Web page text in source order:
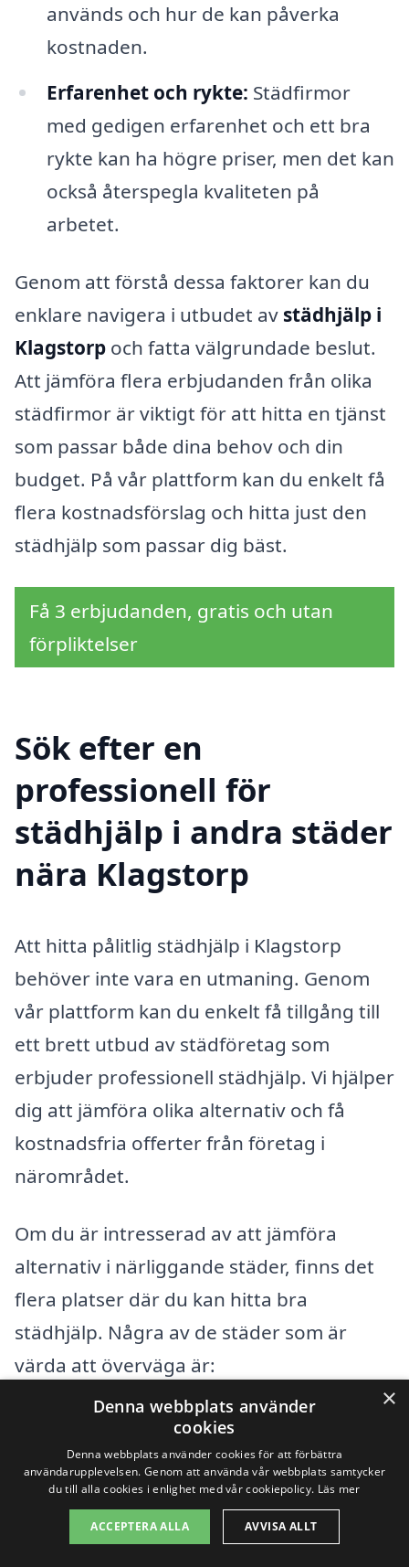
används och hur de kan påverka
kostnaden.
Erfarenhet och rykte: Städfirmor
med gedigen erfarenhet och ett bra
rykte kan ha högre priser, men det kan
också återspegla kvaliteten på
arbetet.
Genom att förstå dessa faktorer kan du
enklare navigera i utbudet av städhjälp i
Klagstorp och fatta välgrundade beslut.
Att jämföra flera erbjudanden från olika
städfirmor är viktigt för att hitta en tjänst
som passar både dina behov och din
budget. På vår plattform kan du enkelt få
flera kostnadsförslag och hitta just den
städhjälp som passar dig bäst.
Få 3 erbjudanden, gratis och utan
förpliktelser
Sök efter en
professionell för
städhjälp i andra städer
nära Klagstorp
Att hitta pålitlig städhjälp i Klagstorp
behöver inte vara en utmaning. Genom
vår plattform kan du enkelt få tillgång till
ett brett utbud av städföretag som
erbjuder professionell städhjälp. Vi hjälper
dig att jämföra olika alternativ och få
kostnadsfria offerter från företag i
närområdet.
Om du är intresserad av att jämföra
alternativ i närliggande städer, finns det
flera platser där du kan hitta bra
städhjälp. Några av de städer som är
värda att överväga är:
Vellinge
Skurup
×
Denna webbplats använder
cookies
Denna webbplats använder cookies för att förbättra
användarupplevelsen. Genom att använda vår webbplats samtycker
du till alla cookies i enlighet med vår cookiepolicy. Läs mer
ACCEPTERA ALLA AVVISA ALLT